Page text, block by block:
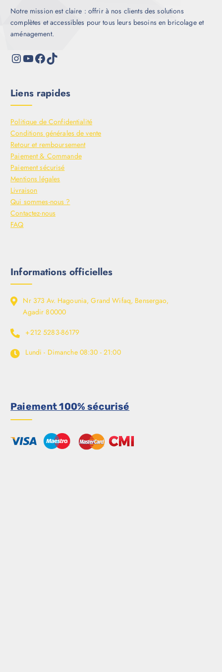
Notre mission est claire : offrir à nos clients des solutions
complètes et accessibles pour tous leurs besoins en bricolage et
aménagement.
Liens rapides
Politique de Confidentialité
Conditions générales de vente
Retour et remboursement
Paiement & Commande
Paiement sécurisé
Mentions légales
Livraison
Qui sommes-nous ?
Contactez-nous
FAQ
Informations officielles
Nr 373 Av. Hagounia, Grand Wifaq, Bensergao,
Agadir 80000
+212 5283-86179
Lundi - Dimanche 08:30 - 21:00
Paiement 100% sécurisé